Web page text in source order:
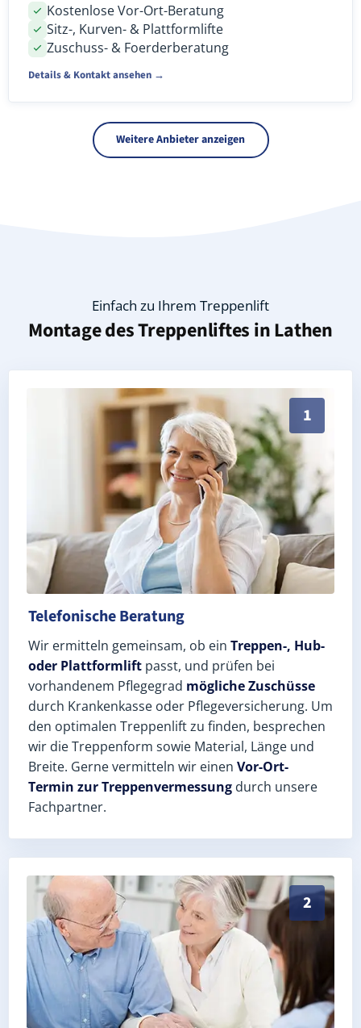
Kostenlose Vor-Ort-Beratung
Sitz-, Kurven- & Plattformlifte
Zuschuss- & Foerderberatung
Details & Kontakt ansehen →
Weitere Anbieter anzeigen
Einfach zu Ihrem Treppenlift
Montage des Treppenliftes inLathen
1
Persönliche Treppenlift-Beratung in Lathen 49762
Telefonische Beratung
Wir ermitteln gemeinsam, ob ein Treppen-, Hub-
oder Plattformlift passt, und prüfen bei
vorhandenem Pflegegrad mögliche Zuschüsse
durch Krankenkasse oder Pflegeversicherung. Um
den optimalen Treppenlift zu finden, besprechen
wir die Treppenform sowie Material, Länge und
Breite. Gerne vermitteln wir einen Vor-Ort-
Termin zur Treppenvermessung durch unsere
Fachpartner.
2
Exaktes Aufmaß in Lathen (Landkreis Emsland) –